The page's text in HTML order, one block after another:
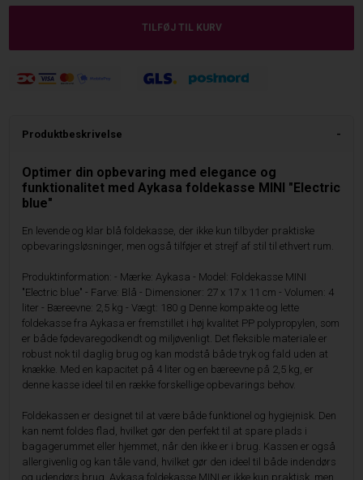
Produktbeskrivelse
Optimer din opbevaring med elegance og
funktionalitet med Aykasa foldekasse MINI "Electric
blue"
En levende og klar blå foldekasse, der ikke kun tilbyder praktiske
opbevaringsløsninger, men også tilføjer et strejf af stil til ethvert rum.
Produktinformation: - Mærke: Aykasa - Model: Foldekasse MINI
"Electric blue" - Farve: Blå - Dimensioner: 27 x 17 x 11 cm - Volumen: 4
liter - Bæreevne: 2,5 kg - Vægt: 180 g Denne kompakte og lette
foldekasse fra Aykasa er fremstillet i høj kvalitet PP polypropylen, som
er både fødevaregodkendt og miljøvenligt. Det fleksible materiale er
robust nok til daglig brug og kan modstå både tryk og fald uden at
knække. Med en kapacitet på 4 liter og en bæreevne på 2,5 kg, er
denne kasse ideel til en række forskellige opbevarings behov.
Foldekassen er designet til at være både funktionel og hygiejnisk. Den
kan nemt foldes flad, hvilket gør den perfekt til at spare plads i
bagagerummet eller hjemmet, når den ikke er i brug. Kassen er også
allergivenlig og kan tåle vand, hvilket gør den ideel til både indendørs
og udendørs brug. Aykasa foldekasse MINI er ikke kun praktisk, men